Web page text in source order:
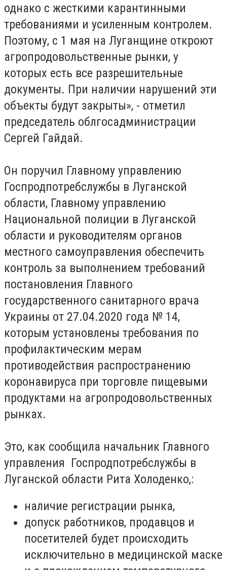
однако с жесткими карантинными
требованиями и усиленным контролем.
Поэтому, с 1 мая на Луганщине откроют
агропродовольственные рынки, у
которых есть все разрешительные
документы. При наличии нарушений эти
объекты будут закрыты», - отметил
председатель облгосадминистрации
Сергей Гайдай.
Он поручил Главному управлению
Госпродпотребслужбы в Луганской
области, Главному управлению
Национальной полиции в Луганской
области и руководителям органов
местного самоуправления обеспечить
контроль за выполнением требований
постановления Главного
государственного санитарного врача
Украины от 27.04.2020 года № 14,
которым установлены требования по
профилактическим мерам
противодействия распространению
коронавируса при торговле пищевыми
продуктами на агропродовольственных
рынках.
Это, как сообщила начальник Главного
управления Госпродпотребслужбы в
Луганской области Рита Холоденко,:
наличие регистрации рынка,
допуск работников, продавцов и
посетителей будет происходить
исключительно в медицинской маске